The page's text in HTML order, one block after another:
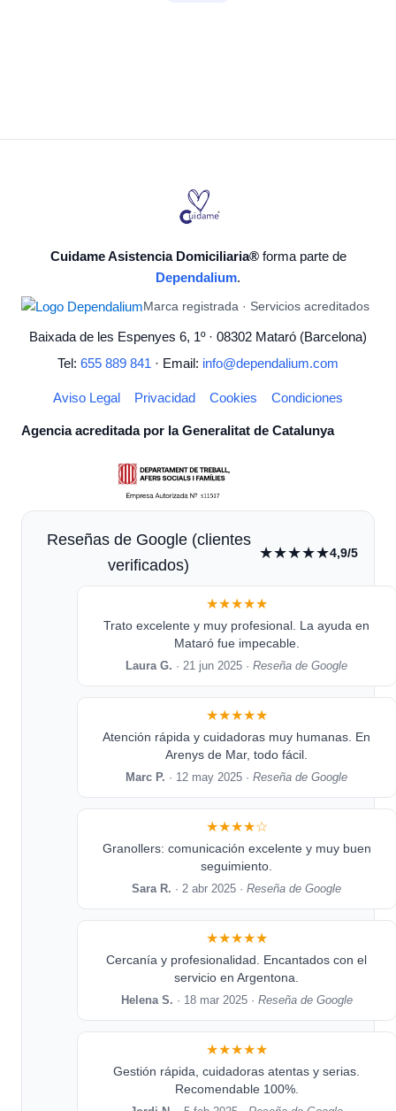
Cuidame Asistencia Domiciliaria®forma parte de
Dependalium.
Marca registrada · Servicios acreditados
Baixada de les Espenyes 6, 1º · 08302 Mataró (Barcelona)
Tel: 655 889 841 · Email: info@dependalium.com
Aviso Legal Privacidad Cookies Condiciones
Agencia acreditada por la Generalitat de Catalunya
Reseñas de Google (clientes
verificados)
★★★★★4,9/5
★★★★★
Trato excelente y muy profesional. La ayuda en
Mataró fue impecable.
Laura G. · 21 jun 2025 ·Reseña de Google
★★★★★
Atención rápida y cuidadoras muy humanas. En
Arenys de Mar, todo fácil.
Marc P. · 12 may 2025 ·Reseña de Google
★★★★☆
Granollers: comunicación excelente y muy buen
seguimiento.
Sara R. · 2 abr 2025 ·Reseña de Google
★★★★★
Cercanía y profesionalidad. Encantados con el
servicio en Argentona.
Helena S. · 18 mar 2025 · Reseña de Google
★★★★★
Gestión rápida, cuidadoras atentas y serias.
Recomendable 100%.